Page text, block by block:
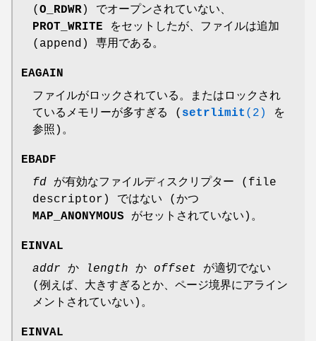
( O_RDWR) でオープンされていない、
PROT_WRITE をセットしたが、ファイルは追加
(append) 専用である。
EAGAIN
ファイルがロックされている。またはロックされ
ているメモリーが多すぎる ( setrlimit (2)
を
参照)。
EBADF
fd が有効なファイルディスクリプター (file
descriptor) ではない (かつ
MAP_ANONYMOUS がセットされていない)。
EINVAL
addr か length か offset が適切でない
(例えば、大きすぎるとか、ページ境界にアライン
メントされていない)。
EINVAL